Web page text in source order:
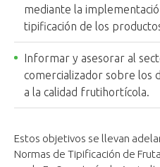
mediante la
tipificación de los
Informar y asesorar al
comercializador sobre los
a la calidad frutihortícola.
Estos objetivos se llevan
Normas de Tipificación de